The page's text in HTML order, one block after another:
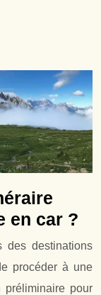
en car ?
des destinations
procéder à une
préliminaire pour